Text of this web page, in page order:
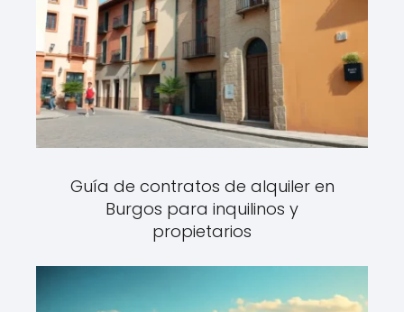
Guía de contratos de alquiler en
Burgos para inquilinos y
propietarios